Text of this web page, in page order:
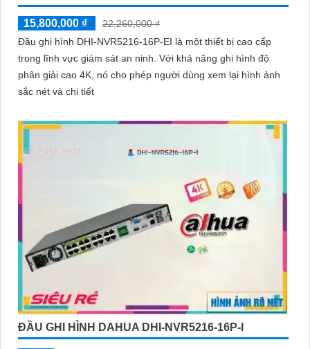
15,800,000 ₫
22,260,000 ₫
Đầu ghi hình DHI-NVR5216-16P-EI là một thiết bị cao cấp
trong lĩnh vực giám sát an ninh. Với khả năng ghi hình độ
phân giải cao 4K, nó cho phép người dùng xem lại hình ảnh
sắc nét và chi tiết
ĐẦU GHI HÌNH DAHUA DHI-NVR5216-16P-I